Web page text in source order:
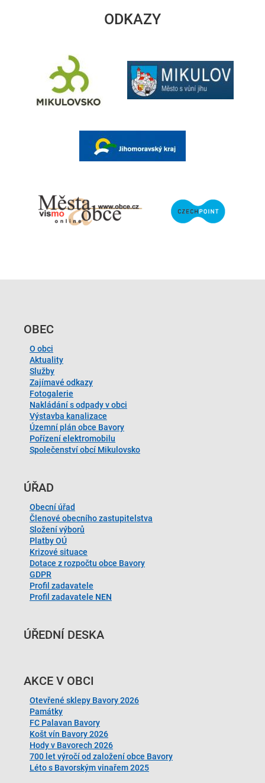
ODKAZY
OBEC
O obci
Aktuality
Služby
Zajímavé odkazy
Fotogalerie
Nakládání s odpady v obci
Výstavba kanalizace
Územní plán obce Bavory
Pořízení elektromobilu
Společenství obcí Mikulovsko
ÚŘAD
Obecní úřad
Členové obecního zastupitelstva
Složení výborů
Platby OÚ
Krizové situace
Dotace z rozpočtu obce Bavory
GDPR
Profil zadavatele
Profil zadavatele NEN
ÚŘEDNÍ DESKA
AKCE V OBCI
Otevřené sklepy Bavory 2026
Památky
FC Palavan Bavory
Košt vín Bavory 2026
Hody v Bavorech 2026
700 let výročí od založení obce Bavory
Léto s Bavorským vinařem 2025